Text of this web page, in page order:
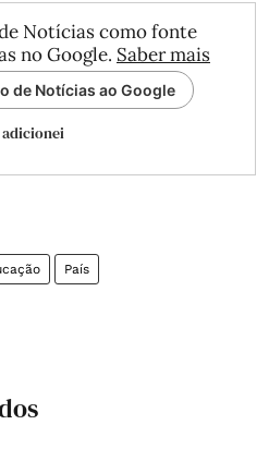
Notícias como fonte
no Google. Saber mais
de Notícias ao Google
adicionei
País